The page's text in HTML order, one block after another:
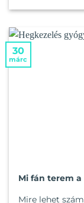
Mi fán terem
Mire lehet
30
márc